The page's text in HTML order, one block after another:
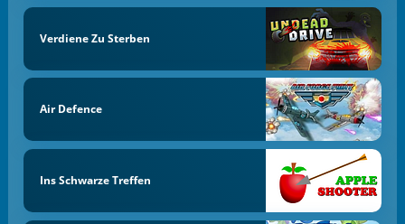
Verdiene Zu Sterben
Air Defence
Ins Schwarze Treffen